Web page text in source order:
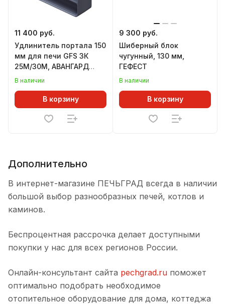
11 400 руб.
Удлинитель портала 150
мм для печи GFS ЗК
25М/30М, АВАНГАРД
24М/25М
В наличии
В корзину
9 300 руб.
Шиберный блок
чугунный, 130 мм,
ГЕФЕСТ
В наличии
В корзину
Дополнительно
В интернет-магазине ПЕЧЬГРАД всегда в наличии
большой выбор разнообразных печей, котлов и
каминов.
Беспроцентная рассрочка делает доступными
покупки у нас для всех регионов России.
Онлайн-консультант сайта pechgrad.ru поможет
оптимально подобрать необходимое
отопительное оборудование для дома, коттеджа